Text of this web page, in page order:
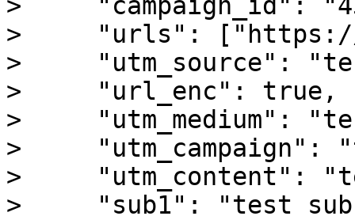
>     "urls": ["https://
>     "utm_source":
>     "url_enc": true,
>     "utm_medium":
>     "utm_campaign":
>     "utm_content":
>     "sub1":